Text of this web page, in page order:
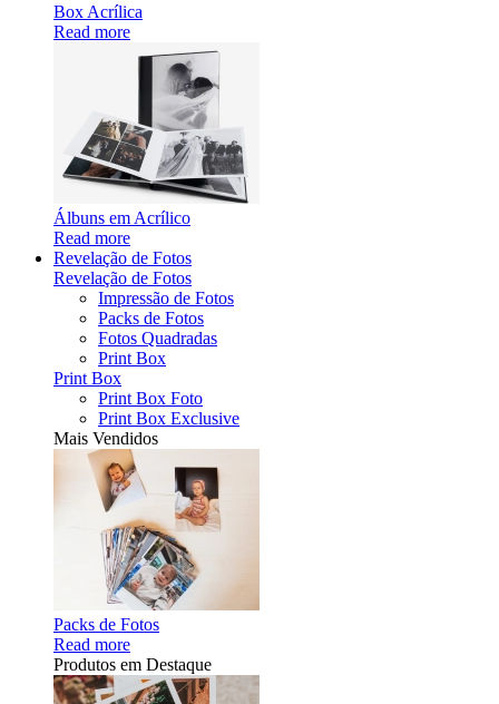
Box Acrílica
Read more
Álbuns em Acrílico
Read more
Revelação de Fotos
Revelação de Fotos
Impressão de Fotos
Packs de Fotos
Fotos Quadradas
Print Box
Print Box
Print Box Foto
Print Box Exclusive
Mais Vendidos
Packs de Fotos
Read more
Produtos em Destaque